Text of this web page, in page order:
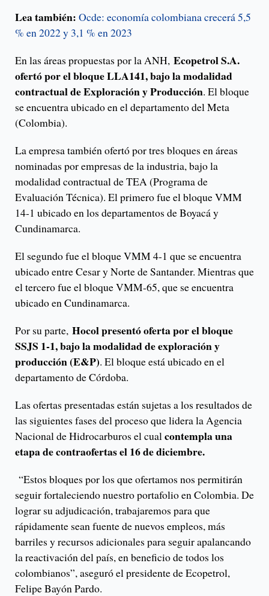
Lea también: Ocde: economía colombiana crecerá 5,5
% en 2022 y 3,1 % en 2023
En las áreas propuestas por la ANH, Ecopetrol S.A.
ofertó por el bloque LLA141, bajo la modalidad
contractual de Exploración y Producción. El bloque
se encuentra ubicado en el departamento del Meta
(Colombia).
La empresa también ofertó por tres bloques en áreas
nominadas por empresas de la industria, bajo la
modalidad contractual de TEA (Programa de
Evaluación Técnica). El primero fue el bloque VMM
14-1 ubicado en los departamentos de Boyacá y
Cundinamarca.
El segundo fue el bloque VMM 4-1 que se encuentra
ubicado entre Cesar y Norte de Santander. Mientras que
el tercero fue el bloque VMM-65, que se encuentra
ubicado en Cundinamarca.
Por su parte, Hocol presentó oferta por el bloque
SSJS 1-1, bajo la modalidad de exploración y
producción (E&P). El bloque está ubicado en el
departamento de Córdoba.
Las ofertas presentadas están sujetas a los resultados de
las siguientes fases del proceso que lidera la Agencia
Nacional de Hidrocarburos el cual contempla una
etapa de contraofertas el 16 de diciembre.
“Estos bloques por los que ofertamos nos permitirán
seguir fortaleciendo nuestro portafolio en Colombia. De
lograr su adjudicación, trabajaremos para que
rápidamente sean fuente de nuevos empleos, más
barriles y recursos adicionales para seguir apalancando
la reactivación del país, en beneficio de todos los
colombianos”, aseguró el presidente de Ecopetrol,
Felipe Bayón Pardo.